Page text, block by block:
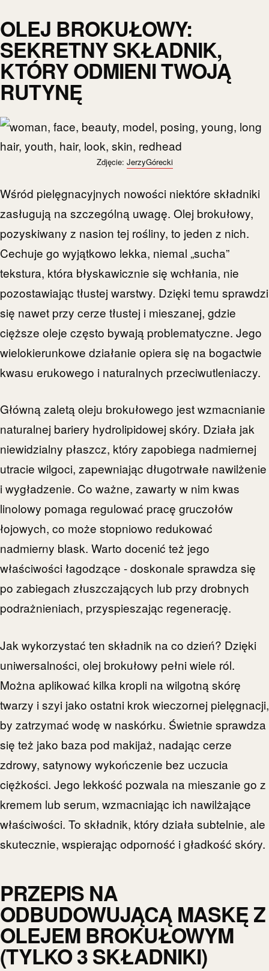
OLEJ BROKUŁOWY:
SEKRETNY SKŁADNIK,
KTÓRY ODMIENI TWOJĄ
RUTYNĘ
Zdjęcie: JerzyGórecki
Wśród pielęgnacyjnych nowości niektóre składniki
zasługują na szczególną uwagę. Olej brokułowy,
pozyskiwany z nasion tej rośliny, to jeden z nich.
Cechuje go wyjątkowo lekka, niemal „sucha”
tekstura, która błyskawicznie się wchłania, nie
pozostawiając tłustej warstwy. Dzięki temu sprawdzi
się nawet przy cerze tłustej i mieszanej, gdzie
cięższe oleje często bywają problematyczne. Jego
wielokierunkowe działanie opiera się na bogactwie
kwasu erukowego i naturalnych przeciwutleniaczy.
Główną zaletą oleju brokułowego jest wzmacnianie
naturalnej bariery hydrolipidowej skóry. Działa jak
niewidzialny płaszcz, który zapobiega nadmiernej
utracie wilgoci, zapewniając długotrwałe nawilżenie
i wygładzenie. Co ważne, zawarty w nim kwas
linolowy pomaga regulować pracę gruczołów
łojowych, co może stopniowo redukować
nadmierny blask. Warto docenić też jego
właściwości łagodzące - doskonale sprawdza się
po zabiegach złuszczających lub przy drobnych
podrażnieniach, przyspieszając regenerację.
Jak wykorzystać ten składnik na co dzień? Dzięki
uniwersalności, olej brokułowy pełni wiele ról.
Można aplikować kilka kropli na wilgotną skórę
twarzy i szyi jako ostatni krok wieczornej pielęgnacji,
by zatrzymać wodę w naskórku. Świetnie sprawdza
się też jako baza pod makijaż, nadając cerze
zdrowy, satynowy wykończenie bez uczucia
ciężkości. Jego lekkość pozwala na mieszanie go z
kremem lub serum, wzmacniając ich nawilżające
właściwości. To składnik, który działa subtelnie, ale
skutecznie, wspierając odporność i gładkość skóry.
PRZEPIS NA
ODBUDOWUJĄCĄ MASKĘ Z
OLEJEM BROKUŁOWYM
(TYLKO 3 SKŁADNIKI)